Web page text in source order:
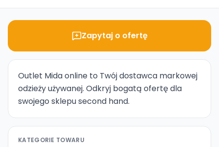
Zapytaj o ofertę
Outlet Mida online to Twój dostawca markowej
odzieży używanej. Odkryj bogatą ofertę dla
swojego sklepu second hand.
KATEGORIE TOWARU